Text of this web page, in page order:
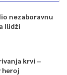
nezaboravnu
Ilidži
krvi –
heroj